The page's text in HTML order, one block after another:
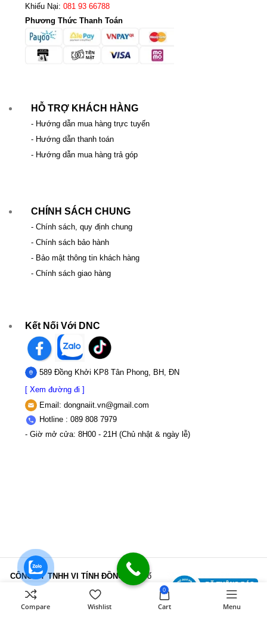
Khiếu Nại: 081 93 66788
Phương Thức Thanh Toán
HỖ TRỢ KHÁCH HÀNG
- Hướng dẫn mua hàng trực tuyến
- Hướng dẫn thanh toán
- Hướng dẫn mua hàng trả góp
CHÍNH SÁCH CHUNG
- Chính sách, quy định chung
- Chính sách bảo hành
- Bảo mật thông tin khách hàng
- Chính sách giao hàng
Kết Nối Với DNC
589 Đồng Khởi KP8 Tân Phong, BH, ĐN
[ Xem đường đi ]
Email: dongnaiit.vn@gmail.com
Hotline : 089 808 7979
- Giờ mở cửa: 8H00 - 21H (Chủ nhật & ngày lễ)
CÔNG TY TNHH VI TÍNH ĐỒNG NAI
Số
589,Đồng Khởi, KP8, P.Tân Triều, Tỉnh
Đồng Nai
MST: 3603507123 Sở Kế
hoạch và Đầu tư Tỉnh Đồng Nai cấp ngày
Compare Wishlist
0
Cart Menu